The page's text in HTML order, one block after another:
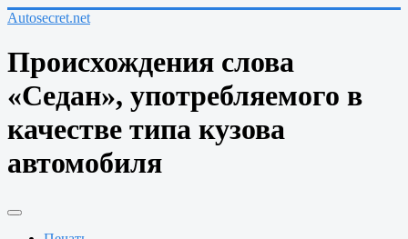
Autosecret.net
Происхождения слова
«Седан», употребляемого в
качестве типа кузова
автомобиля